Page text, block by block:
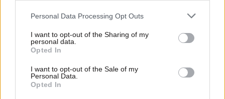
Please note that this website/app uses one or more Google
not limited to your visit or usage behaviour. You may click to
grant or deny consent to Google and its third-party tags to
use your data for below specified purposes in below Google
consent section.
Personal Data Processing Opt Outs
I want to opt-out of the Sharing of my
personal data.
Opted In
I want to opt-out of the Sale of my
Personal Data.
Opted In